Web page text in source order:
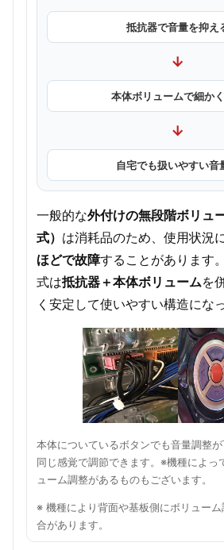
抵抗器で音量を抑え
→
本体ボリュームで細か
→
自宅でも扱いやすい音
一般的な外付けの無段階ボリュ
式） は消耗品のため、使用状況
ほどで故障することがあります
式は抵抗器＋本体ボリュームを
く安定して使いやすい構造にな
本体についているボタンでも音量調整
同じ感覚で調節できます。※機種によっ
ューム調整があるものもございます。
※ 機種により背面や基板側にボリュー
合があります。